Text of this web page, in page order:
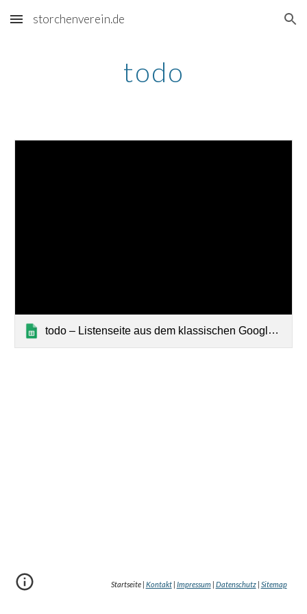
Skip to main content Skip to navigation
storchenverein.de
todo
todo – Listenseite aus dem klassischen Google Sites
Startseite | Kontakt| Impressum | Datenschutz| Sitemap